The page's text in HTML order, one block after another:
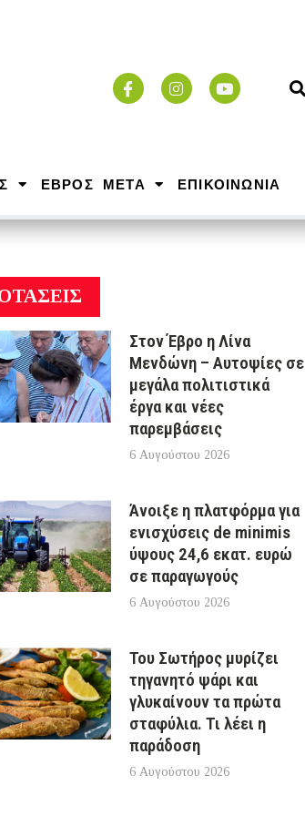
ΕΒΡΟΣ ΜΕΤΑ ΕΠΙΚΟΙΝΩΝΙΑ
Στον Έβρο η Λίνα
Μενδώνη – Αυτοψίες σε
μεγάλα πολιτιστικά
έργα και νέες
παρεμβάσεις
6 Αυγούστου 2026
Άνοιξε η πλατφόρμα για
ενισχύσεις de minimis
ύψους 24,6 εκατ. ευρώ
σε παραγωγούς
6 Αυγούστου 2026
Του Σωτήρος μυρίζει
τηγανητό ψάρι και
γλυκαίνουν τα πρώτα
σταφύλια. Τι λέει η
παράδοση
6 Αυγούστου 2026